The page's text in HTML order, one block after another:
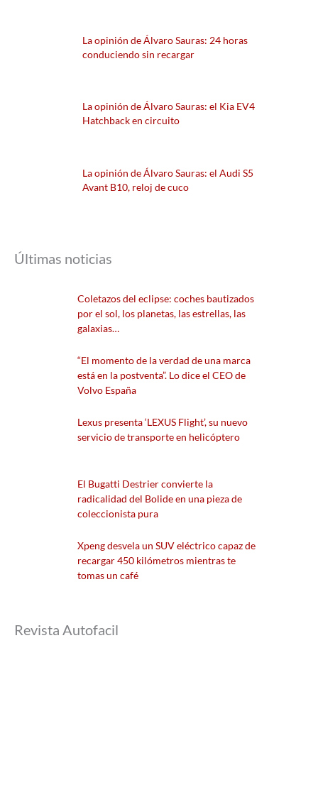
La opinión de Álvaro Sauras: 24 horas
conduciendo sin recargar
La opinión de Álvaro Sauras: el Kia EV4
Hatchback en circuito
La opinión de Álvaro Sauras: el Audi S5
Avant B10, reloj de cuco
Últimas noticias
Coletazos del eclipse: coches bautizados
por el sol, los planetas, las estrellas, las
galaxias…
“El momento de la verdad de una marca
está en la postventa”. Lo dice el CEO de
Volvo España
Lexus presenta ‘LEXUS Flight’, su nuevo
servicio de transporte en helicóptero
El Bugatti Destrier convierte la
radicalidad del Bolide en una pieza de
coleccionista pura
Xpeng desvela un SUV eléctrico capaz de
recargar 450 kilómetros mientras te
tomas un café
Revista Autofacil